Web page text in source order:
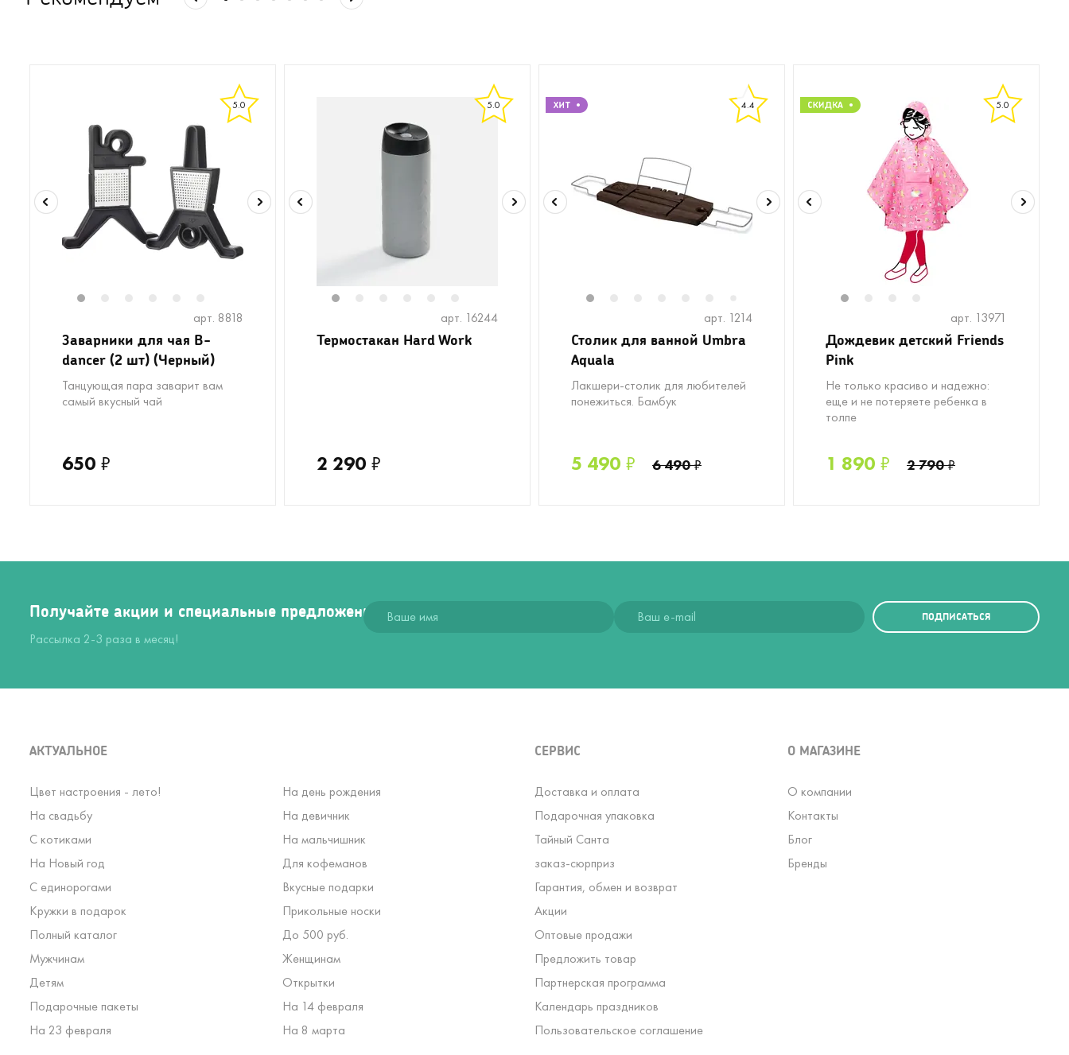
5.0
арт. 8818
Заварники для чая B-
dancer (2 шт) (Черный)
Танцующая пара заварит вам
самый вкусный чай
650 ₽
5.0
арт. 16244
Термостакан Hard Work
2 290 ₽
4.4
11
арт. 1214
Столик для ванной Umbra
Aquala
Лакшери-столик для любителей
понежиться. Бамбук
5 490 ₽ 6 490₽
5.0
арт. 13971
Дождевик детский Friends
Pink
Не только красиво и надежно:
еще и не потеряете ребенка в
толпе
1 890 ₽ 2 790₽
Получайте акции и специальные предложения
Рассылка 2-3 раза в месяц!
ПОДПИСАТЬСЯ
АКТУАЛЬНОЕ
Цвет настроения - лето!
На день рождения
На свадьбу
На девичник
С котиками
На мальчишник
На Новый год
Для кофеманов
С единорогами
Вкусные подарки
Кружки в подарок
Прикольные носки
Полный каталог
До 500 руб.
Мужчинам
Женщинам
Детям
Открытки
Подарочные пакеты
На 14 февраля
На 23 февраля
На 8 марта
СЕРВИС
Доставка и оплата
Подарочная упаковка
Тайный Санта
заказ-сюрприз
Гарантия, обмен и возврат
Акции
Оптовые продажи
Предложить товар
Партнерская программа
Календарь праздников
Пользовательское соглашение
О МАГАЗИНЕ
О компании
Контакты
Блог
Бренды